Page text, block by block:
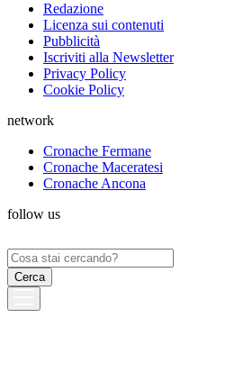
Redazione
Licenza sui contenuti
Pubblicità
Iscriviti alla Newsletter
Privacy Policy
Cookie Policy
network
Cronache Fermane
Cronache Maceratesi
Cronache Ancona
follow us
Ricerca
per: